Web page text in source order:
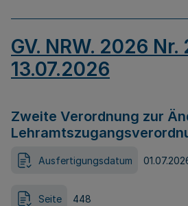
GV. NRW. 2026 Nr.
13.07.2026
Zweite Verordnung zur
Ausfertigungsdatum
Seite 448